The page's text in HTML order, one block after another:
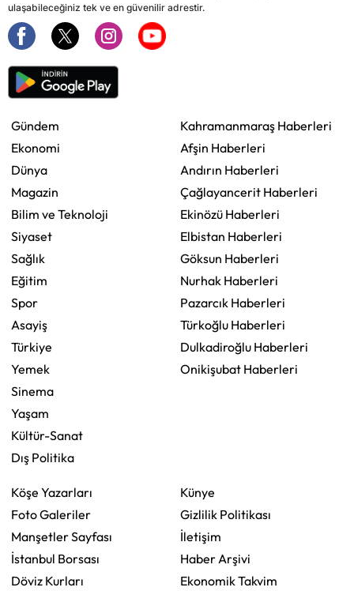
ulaşabileceğiniz tek ve en güvenilir adrestir.
Gündem
Ekonomi
Dünya
Magazin
Bilim ve Teknoloji
Siyaset
Sağlık
Eğitim
Spor
Asayiş
Türkiye
Yemek
Sinema
Yaşam
Kültür-Sanat
Dış Politika
Kahramanmaraş Haberleri
Afşin Haberleri
Andırın Haberleri
Çağlayancerit Haberleri
Ekinözü Haberleri
Elbistan Haberleri
Göksun Haberleri
Nurhak Haberleri
Pazarcık Haberleri
Türkoğlu Haberleri
Dulkadiroğlu Haberleri
Onikişubat Haberleri
Köşe Yazarları
Foto Galeriler
Manşetler Sayfası
İstanbul Borsası
Döviz Kurları
Künye
Gizlilik Politikası
İletişim
Haber Arşivi
Ekonomik Takvim